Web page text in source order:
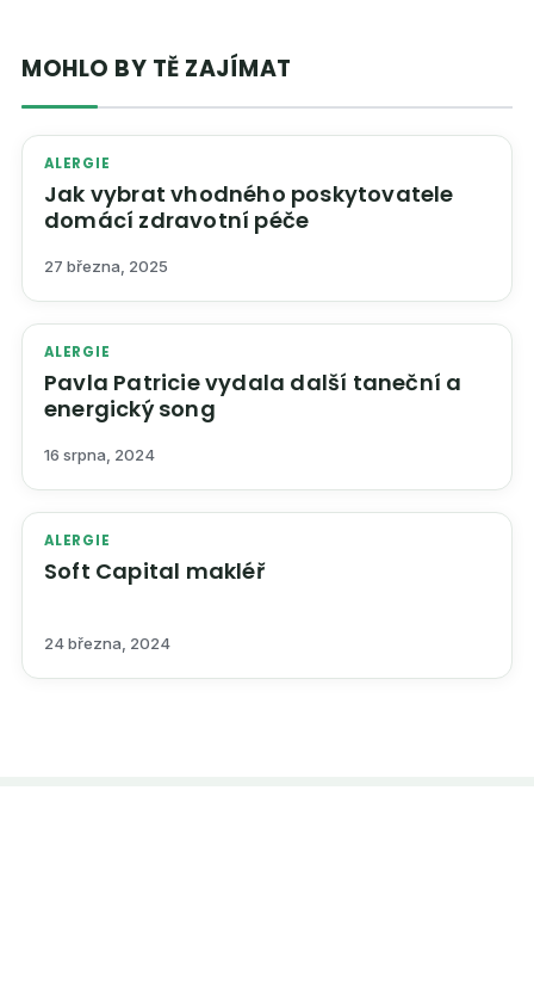
MOHLO BY TĚ ZAJÍMAT
ALERGIE
Jak vybrat vhodného poskytovatele
domácí zdravotní péče
27 března, 2025
ALERGIE
Pavla Patricie vydala další taneční a
energický song
16 srpna, 2024
ALERGIE
Soft Capital makléř
24 března, 2024